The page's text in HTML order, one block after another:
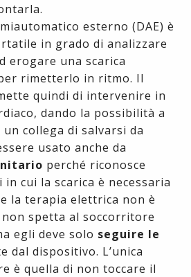
esterno (DAE) è
in grado di analizzare
erogare una scarica
rimetterlo in ritmo. Il
quindi di intervenire in
dando la possibilità a
collega di salvarsi da
usato anche da
perché riconosce
cui la scarica è necessaria
la terapia elettrica non è
spetta al soccorritore
egli deve solo seguire le
dal dispositivo. L’unica
è quella di non toccare il